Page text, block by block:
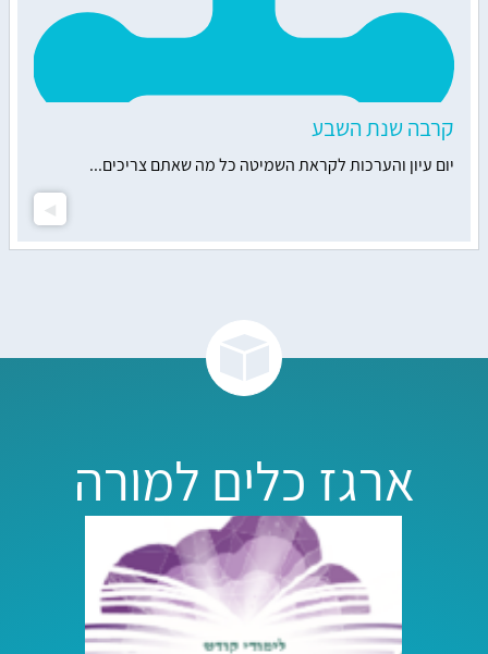
קרבה שנת השבע
יום עיון והערכות לקראת השמיטה כל מה שאתם צריכים...
ארגז כלים למורה